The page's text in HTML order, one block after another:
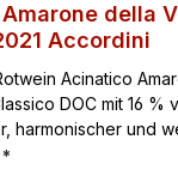
della
Accordini
Acinatico
DOC mit 16 %
harmonischer und
*